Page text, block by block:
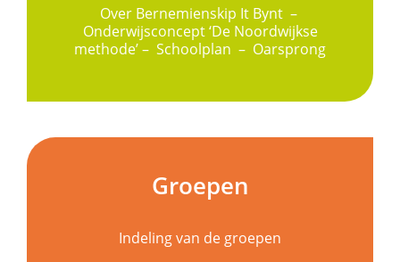
Over Bernemienskip It Bynt –
Onderwijsconcept ‘De Noordwijkse
methode’ – Schoolplan – Oarsprong
Groepen
Indeling van de groepen